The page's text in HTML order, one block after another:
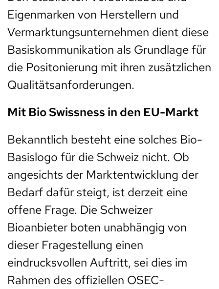
Eigenmarken von Herstellern und
Vermarktungsunternehmen dient diese
Basiskommunikation als Grundlage für
die Positonierung mit ihren zusätzlichen
Qualitätsanforderungen.
Mit Bio Swissness in den EU-Markt
Bekanntlich besteht eine solches Bio-
Basislogo für die Schweiz nicht. Ob
angesichts der Marktentwicklung der
Bedarf dafür steigt, ist derzeit eine
offene Frage. Die Schweizer
Bioanbieter boten unabhängig von
dieser Fragestellung einen
eindrucksvollen Auftritt, sei dies im
Rahmen des offiziellen OSEC-